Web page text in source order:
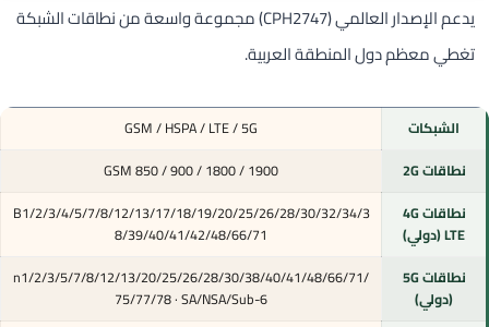
يدعم الإصدار العالمي (CPH2747) مجموعة واسعة من نطاقات الشبكة
تغطي معظم دول المنطقة العربية.
الشبكات
GSM / HSPA / LTE / 5G
نطاقات 2G
GSM 850 / 900 / 1800 / 1900
نطاقات 4G
LTE (دولي)
B1/2/3/4/5/7/8/12/13/17/18/19/20/25/26/28/30/32/34/3
8/39/40/41/42/48/66/71
نطاقات 5G
(دولي)
n1/2/3/5/7/8/12/13/20/25/26/28/30/38/40/41/48/66/71/
75/77/78 · SA/NSA/Sub-6